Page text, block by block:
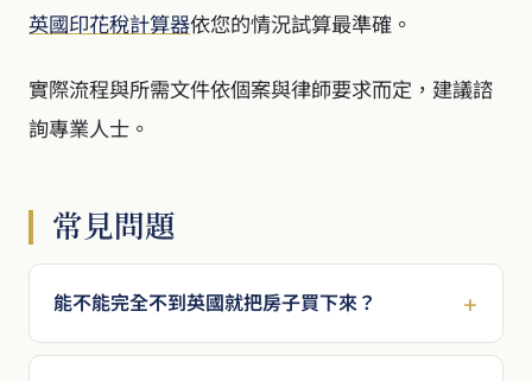
英國印花稅計算器依您的情況試算最準確。
實際流程與所需文件依個案與律師要求而定，建議諮
詢專業人士。
常見問題
能不能完全不到英國就把房子買下來？